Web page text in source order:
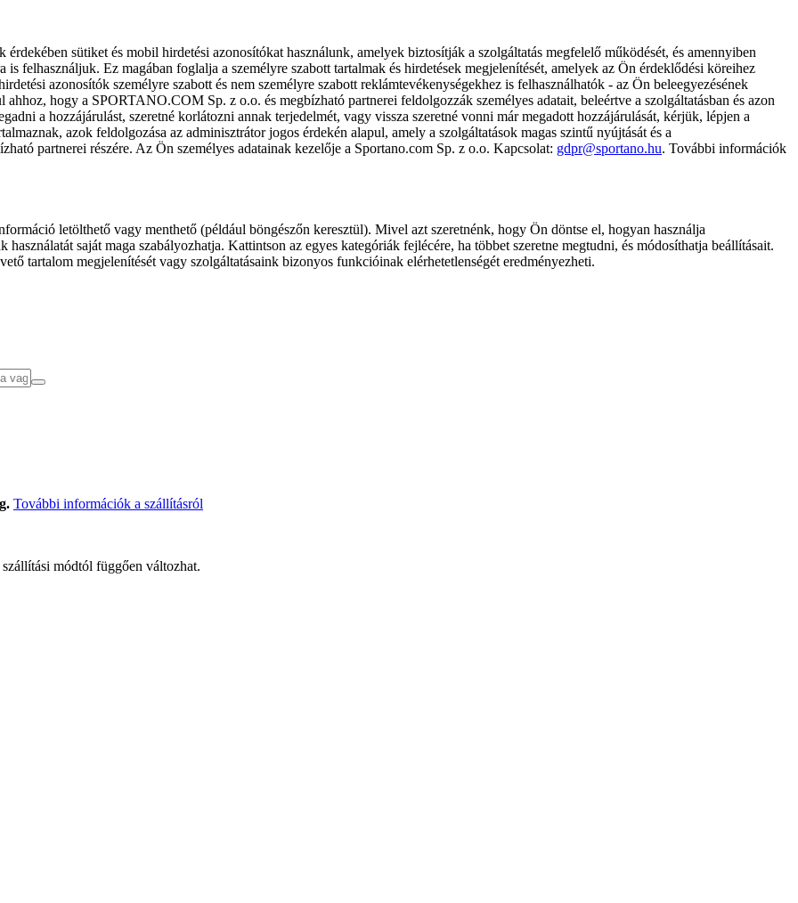
sütiket és mobil hirdetési azonosítókat használunk, amelyek biztosítják a szolgáltatás megfelelő működését, és amennyiben
is felhasználjuk. Ez magában foglalja a személyre szabott tartalmak és hirdetések megjelenítését, amelyek az Ön érdeklődési köreihez
azonosítók személyre szabott és nem személyre szabott reklámtevékenységekhez is felhasználhatók - az Ön beleegyezésének
hogy a SPORTANO.COM Sp. z o.o. és megbízható partnerei feldolgozzák személyes adatait, beleértve a szolgáltatásban és azon
a hozzájárulást, szeretné korlátozni annak terjedelmét, vagy vissza szeretné vonni már megadott hozzájárulását, kérjük, lépjen a
azok feldolgozása az adminisztrátor jogos érdekén alapul, amely a szolgáltatások magas szintű nyújtását és a
partnerei részére. Az Ön személyes adatainak kezelője a Sportano.com Sp. z o.o. Kapcsolat: gdpr@sportano.hu. További információk
letölthető vagy menthető (például böngészőn keresztül). Mivel azt szeretnénk, hogy Ön döntse el, hogyan használja
saját maga szabályozhatja. Kattintson az egyes kategóriák fejlécére, ha többet szeretne megtudni, és módosíthatja beállításait.
tartalom megjelenítését vagy szolgáltatásaink bizonyos funkcióinak elérhetetlenségét eredményezheti.
További információk a szállításról
módtól függően változhat.